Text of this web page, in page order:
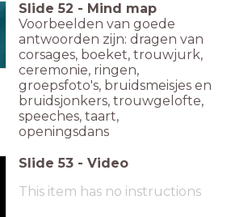
Slide 52 - Mind map
Voorbeelden van goede
antwoorden zijn: dragen van
corsages, boeket, trouwjurk,
ceremonie, ringen,
groepsfoto's, bruidsmeisjes en
bruidsjonkers, trouwgelofte,
speeches, taart,
openingsdans
Slide 53 - Video
This item has no instructions